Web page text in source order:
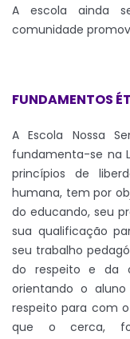
A escola ainda
comunidade
FUNDAMENTOS
A Escola Nossa
fundamenta-se na
princípios de
humana, tem por
do educando, seu
sua qualificação
seu trabalho
do respeito e da
orientando o
respeito para com
que o cerca,